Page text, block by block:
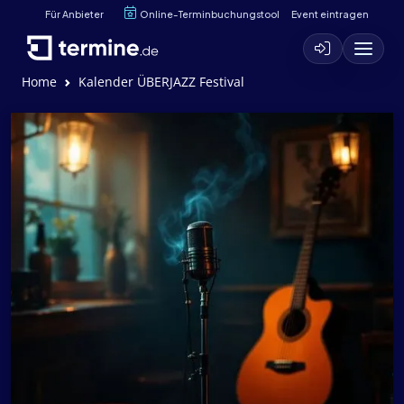
Für Anbieter Online-Terminbuchungstool Event eintragen
Home Kalender ÜBERJAZZ Festival